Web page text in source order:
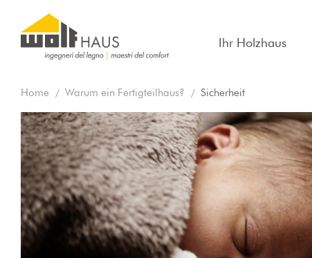
Ihr Holzhaus
Home Warum ein Fertigteilhaus? Sicherheit